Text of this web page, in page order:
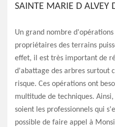
SAINTE MARIE D ALVEY
Un grand nombre
propriétaires des terrains
effet, il est très important de
d'abattage des arbres surtout
risque. Ces opérations ont
multitude de techniques.
soient les professionnels qui
possible de faire appel à